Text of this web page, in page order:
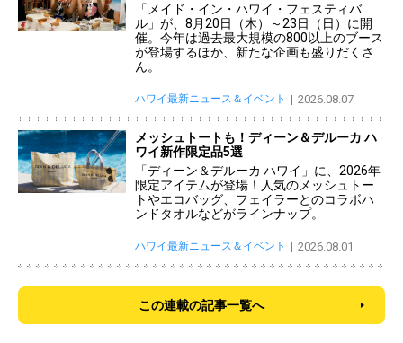
「メイド・イン・ハワイ・フェスティバ
ル」が、8月20日（木）～23日（日）に開
催。今年は過去最大規模の800以上のブース
が登場するほか、新たな企画も盛りだくさ
ん。
ハワイ最新ニュース＆イベント 2026.08.07
メッシュトートも！ディーン＆デルーカ ハ
ワイ新作限定品5選
「ディーン＆デルーカ ハワイ」に、2026年
限定アイテムが登場！人気のメッシュトー
トやエコバッグ、フェイラーとのコラボハ
ンドタオルなどがラインナップ。
ハワイ最新ニュース＆イベント 2026.08.01
この連載の記事一覧へ